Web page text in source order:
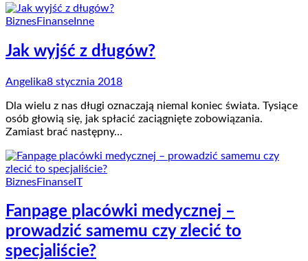
BiznesFinanse Inne
Jak wyjść z długów?
Angelika8 stycznia 2018
Dla wielu z nas długi oznaczają niemal koniec świata. Tysiące
osób głowią się, jak spłacić zaciągnięte zobowiązania.
Zamiast brać następny…
BiznesFinanseIT
Fanpage placówki medycznej –
prowadzić samemu czy zlecić to
specjaliście?